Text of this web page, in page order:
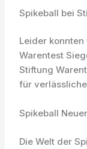
Spikeball bei
Leider
Warentest
Stiftung
für
Spikeball
Die Welt der